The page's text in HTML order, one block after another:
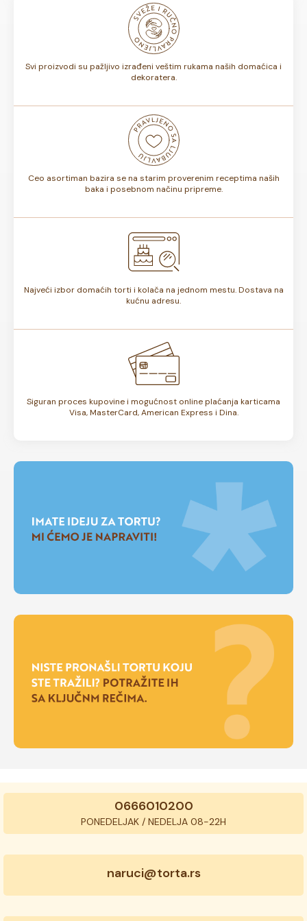
odnosno, da li sadrže voće ili ne, rok trajanja torte može
biti od 7 do 10 dana. Rok trajanja je istaknut na deklaraciji
Svi proizvodi su pažljivo izrađeni veštim rukama naših domaćica i
dekoratera.
Ceo asortiman bazira se na starim proverenim receptima naših
baka i posebnom načinu pripreme.
Najveći izbor domaćih torti i kolača na jednom mestu. Dostava na
kućnu adresu.
Siguran proces kupovine i mogućnost online plaćanja karticama
Visa, MasterCard, American Express i Dina.
0666010200
PONEDELJAK / NEDELJA 08-22H
naruci@torta.rs